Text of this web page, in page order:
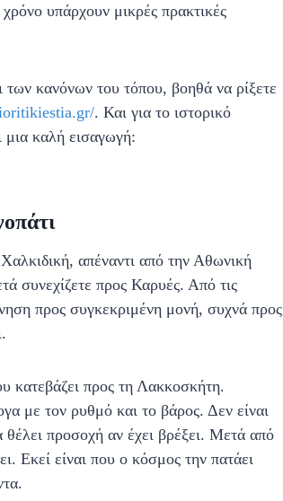
υπάρχουν μικρές πρακτικές
των κανόνων του τόπου, βοηθά να ρίξετε
. Και για το ιστορικό
μια καλή εισαγωγή:
απέναντι από την Αθωνική
συνεχίζετε προς Καρυές. Από τις
προς συγκεκριμένη μονή, συχνά προς
κατεβάζει προς τη Λακκοσκήτη.
με τον ρυθμό και το βάρος. Δεν είναι
θέλει προσοχή αν έχει βρέξει. Μετά από
Εκεί είναι που ο κόσμος την πατάει